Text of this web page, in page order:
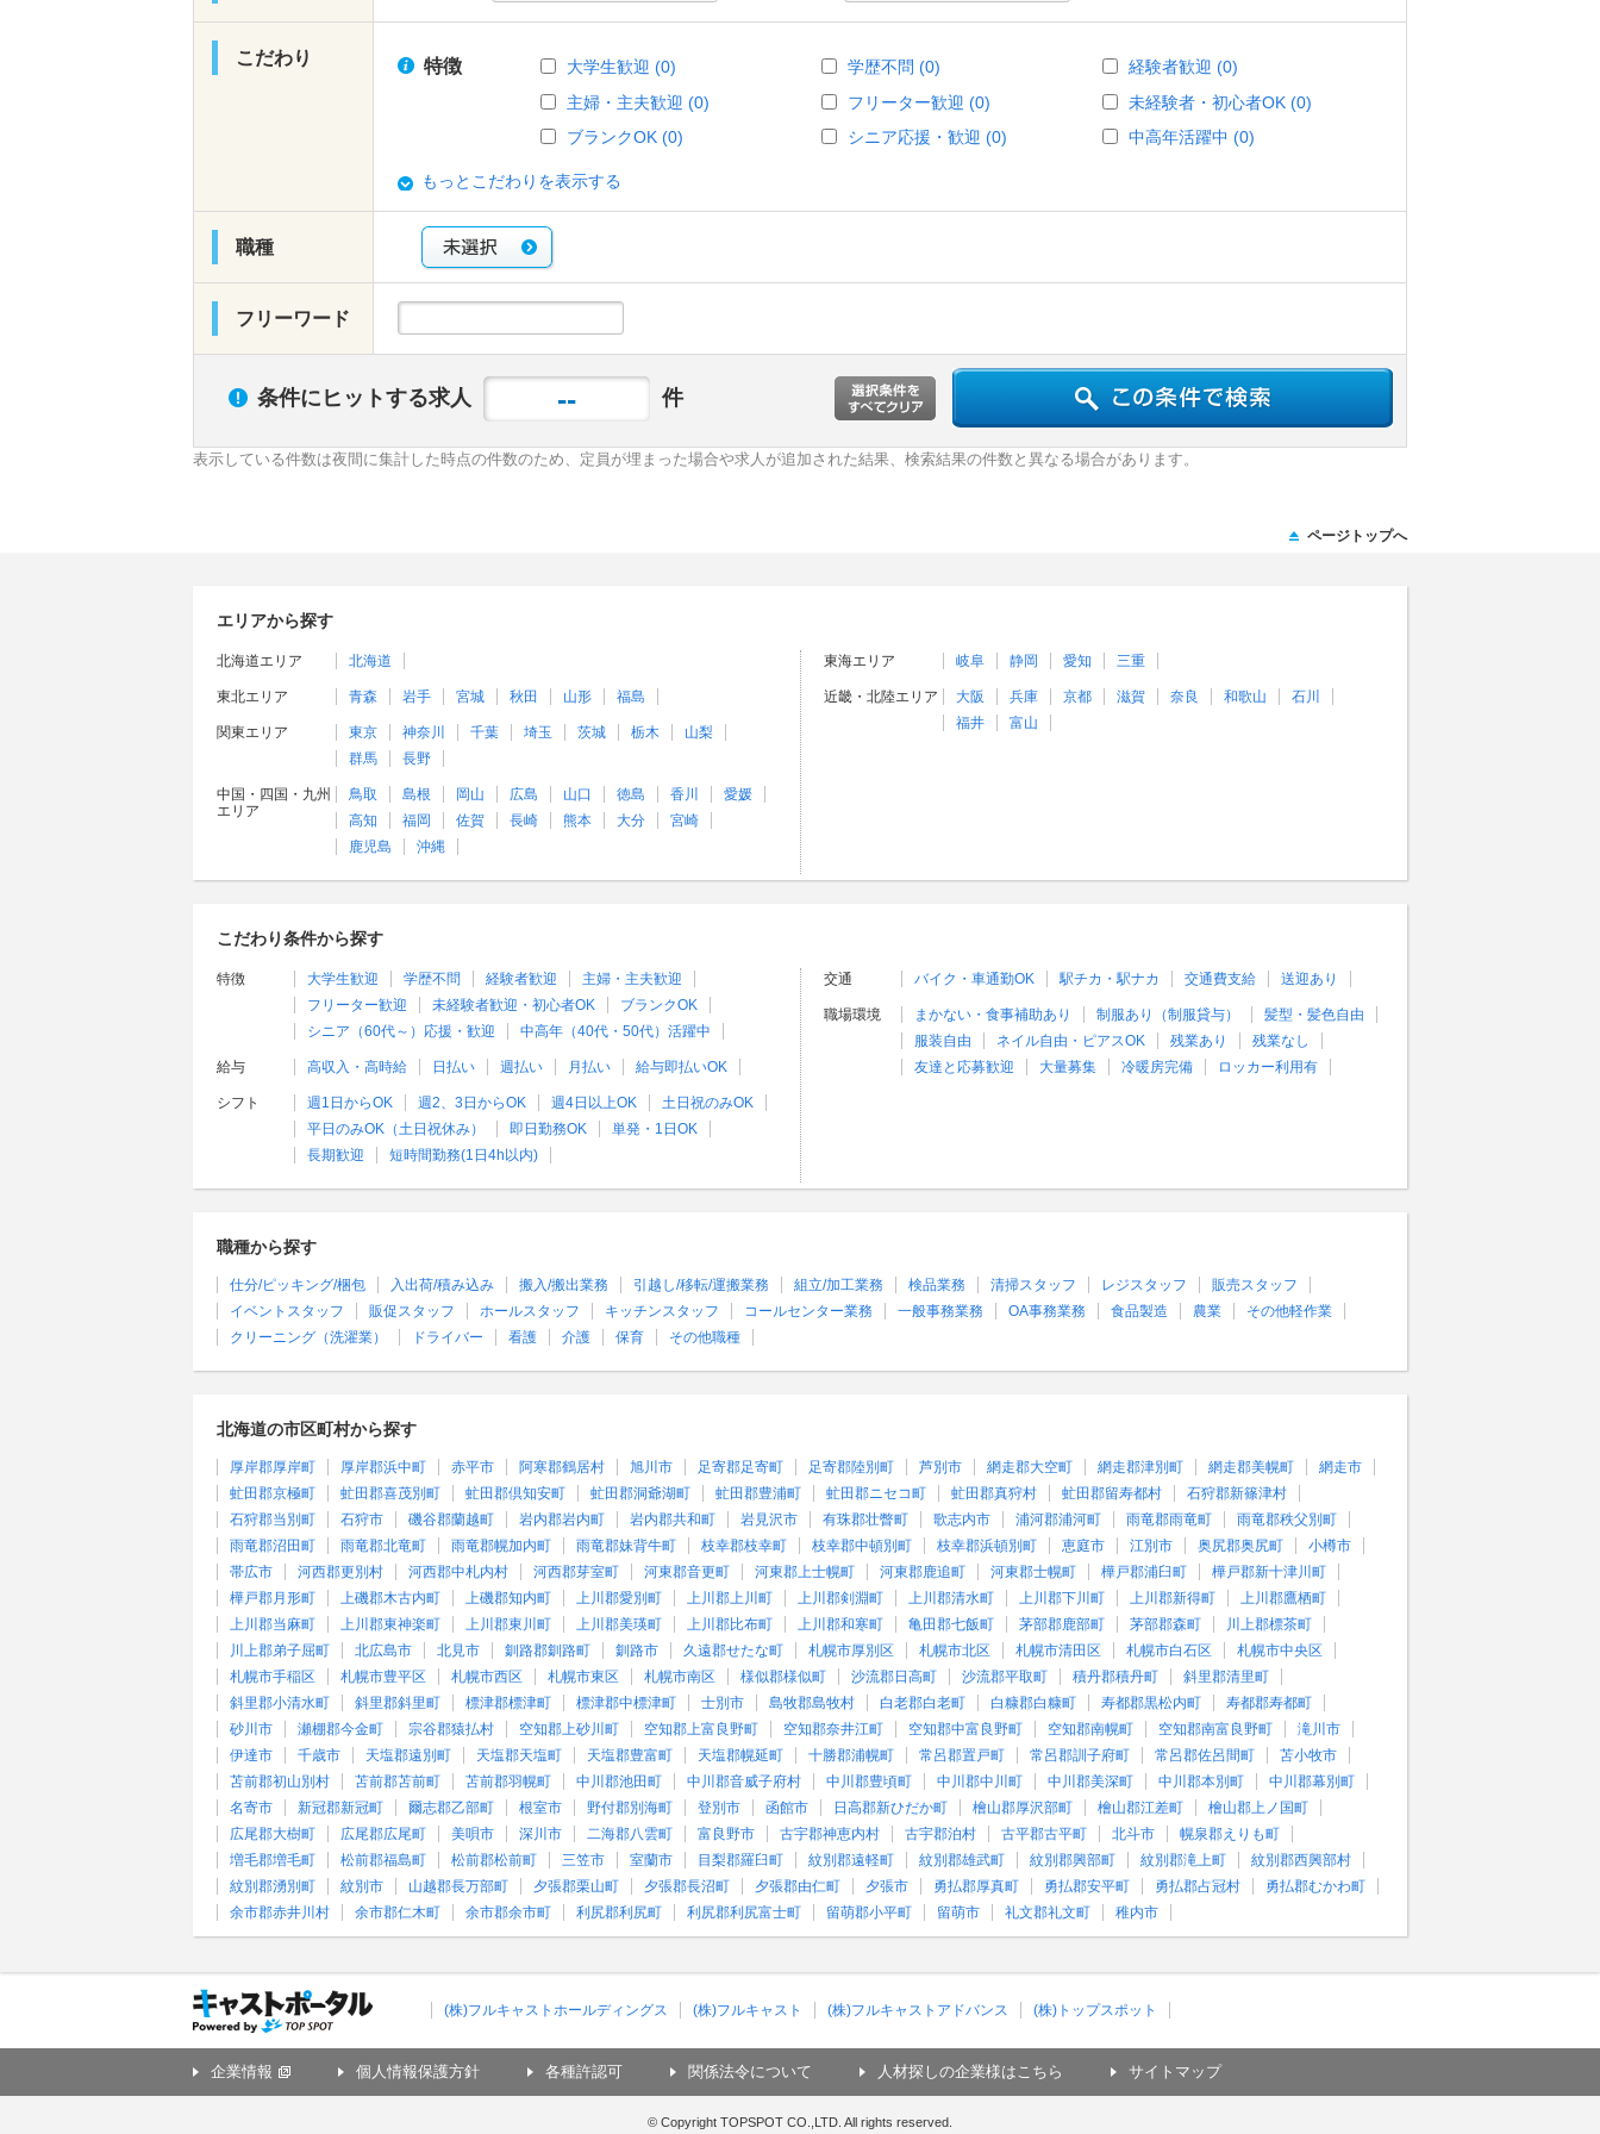
こだわり 特徴 大学生歓迎 (0) 学歴不問 (0)
経験者歓迎 (0)
主婦・主夫歓迎 (0)
フリーター歓迎 (0)
未経験者・初心者OK (0)
ブランクOK (0)
シニア応援・歓迎 (0) 中高年活躍中 (0)
もっとこだわりを表示する
職種
フリーワード
条件にヒットする求人 -- 件
表示している件数は夜間に集計した時点の件数のため、定員が埋まった場合や求人が追加された結果、検索結果の件数と異なる場合があります。
エリアから探す
北海道エリア 北海道
東北エリア 青森 岩手 宮城 秋田 山形 福島
関東エリア 東京 神奈川 千葉 埼玉 茨城 栃木
山梨
群馬
長野
中国・四国・九州
エリア
鳥取 島根 岡山 広島 山口 徳島 香川
愛媛
高知
福岡 佐賀 長崎 熊本 大分
宮崎
鹿児島
沖縄
東海エリア 岐阜 静岡 愛知 三重
近畿・北陸エリア 大阪 兵庫 京都 滋賀 奈良 和歌山
石川
福井
富山
こだわり条件から探す
特徴 大学生歓迎 学歴不問 経験者歓迎
主婦・主夫歓迎
フリーター歓迎
未経験者歓迎・初心者OK
ブランクOK
シニア（60代～）応援・歓迎
中高年（40代・50代）活躍中
給与 高収入・高時給 日払い 週払い 月払い 給与即払いOK
シフト 週1日からOK 週2、3日からOK 週4日以上OK
土日祝のみOK
平日のみOK（土日祝休み）
即日勤務OK
単発・1日OK
長期歓迎
短時間勤務(1日4h以内)
交通 バイク・車通勤OK 駅チカ・駅ナカ 交通費支給 送迎あり
職場環境 まかない・食事補助あり 制服あり（制服貸与）
髪型・髪色自由
服装自由
ネイル自由・ピアスOK 残業あり
残業なし
友達と応募歓迎
大量募集 冷暖房完備 ロッカー利用有
職種から探す
仕分/ピッキング/梱包 入出荷/積み込み 搬入/搬出業務 引越し/移転/運搬業務 組立/加工業務 検品業務 清掃スタッフ レジスタッフ
販売スタッフ
イベントスタッフ
販促スタッフ ホールスタッフ キッチンスタッフ コールセンター業務 一般事務業務 OA事務業務 食品製造 農業
その他軽作業
クリーニング（洗濯業）
ドライバー 看護 介護 保育 その他職種
北海道の市区町村から探す
厚岸郡厚岸町 厚岸郡浜中町 赤平市 阿寒郡鶴居村 旭川市 足寄郡足寄町 足寄郡陸別町 芦別市 網走郡大空町 網走郡津別町 網走郡美幌町
網走市
虻田郡京極町
虻田郡喜茂別町 虻田郡倶知安町 虻田郡洞爺湖町 虻田郡豊浦町 虻田郡ニセコ町 虻田郡真狩村 虻田郡留寿都村
石狩郡新篠津村
石狩郡当別町
石狩市 磯谷郡蘭越町 岩内郡岩内町 岩内郡共和町 岩見沢市 有珠郡壮瞥町 歌志内市 浦河郡浦河町 雨竜郡雨竜町
雨竜郡秩父別町
雨竜郡沼田町
雨竜郡北竜町 雨竜郡幌加内町 雨竜郡妹背牛町 枝幸郡枝幸町 枝幸郡中頓別町 枝幸郡浜頓別町 恵庭市 江別市 奥尻郡奥尻町
小樽市
帯広市
河西郡更別村 河西郡中札内村 河西郡芽室町 河東郡音更町 河東郡上士幌町 河東郡鹿追町 河東郡士幌町 樺戸郡浦臼町
樺戸郡新十津川町
樺戸郡月形町
上磯郡木古内町 上磯郡知内町 上川郡愛別町 上川郡上川町 上川郡剣淵町 上川郡清水町 上川郡下川町 上川郡新得町
上川郡鷹栖町
上川郡当麻町
上川郡東神楽町 上川郡東川町 上川郡美瑛町 上川郡比布町 上川郡和寒町 亀田郡七飯町 茅部郡鹿部町 茅部郡森町
川上郡標茶町
川上郡弟子屈町
北広島市 北見市 釧路郡釧路町 釧路市 久遠郡せたな町 札幌市厚別区 札幌市北区 札幌市清田区 札幌市白石区
札幌市中央区
札幌市手稲区
札幌市豊平区 札幌市西区 札幌市東区 札幌市南区 様似郡様似町 沙流郡日高町 沙流郡平取町 積丹郡積丹町
斜里郡清里町
斜里郡小清水町
斜里郡斜里町 標津郡標津町 標津郡中標津町 士別市 島牧郡島牧村 白老郡白老町 白糠郡白糠町 寿都郡黒松内町
寿都郡寿都町
砂川市
瀬棚郡今金町 宗谷郡猿払村 空知郡上砂川町 空知郡上富良野町 空知郡奈井江町 空知郡中富良野町 空知郡南幌町 空知郡南富良野町
滝川市
伊達市
千歳市 天塩郡遠別町 天塩郡天塩町 天塩郡豊富町 天塩郡幌延町 十勝郡浦幌町 常呂郡置戸町 常呂郡訓子府町 常呂郡佐呂間町
苫小牧市
苫前郡初山別村
苫前郡苫前町 苫前郡羽幌町 中川郡池田町 中川郡音威子府村 中川郡豊頃町 中川郡中川町 中川郡美深町 中川郡本別町
中川郡幕別町
名寄市
新冠郡新冠町 爾志郡乙部町 根室市 野付郡別海町 登別市 函館市 日高郡新ひだか町 檜山郡厚沢部町 檜山郡江差町
檜山郡上ノ国町
広尾郡大樹町
広尾郡広尾町 美唄市 深川市 二海郡八雲町 富良野市 古宇郡神恵内村 古宇郡泊村 古平郡古平町 北斗市
幌泉郡えりも町
増毛郡増毛町
松前郡福島町 松前郡松前町 三笠市 室蘭市 目梨郡羅臼町 紋別郡遠軽町 紋別郡雄武町 紋別郡興部町 紋別郡滝上町
紋別郡西興部村
紋別郡湧別町
紋別市 山越郡長万部町 夕張郡栗山町 夕張郡長沼町 夕張郡由仁町 夕張市 勇払郡厚真町 勇払郡安平町 勇払郡占冠村
勇払郡むかわ町
余市郡赤井川村
余市郡仁木町 余市郡余市町 利尻郡利尻町 利尻郡利尻富士町 留萌郡小平町 留萌市 礼文郡礼文町 稚内市
ページトップへ
(株)フルキャストホールディングス (株)フルキャスト (株)フルキャストアドバンス (株)トップスポット
企業情報 個人情報保護方針 各種許認可 関係法令について 人材探しの企業様はこちら サイトマップ
© Copyright TOPSPOT CO.,LTD. All rights reserved.